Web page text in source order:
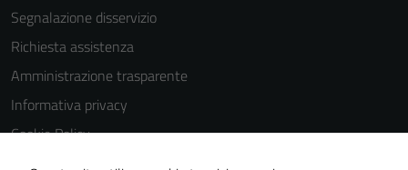
Segnalazione disservizio
Richiesta assistenza
Amministrazione trasparente
Informativa privacy
Cookie Policy
Note legali